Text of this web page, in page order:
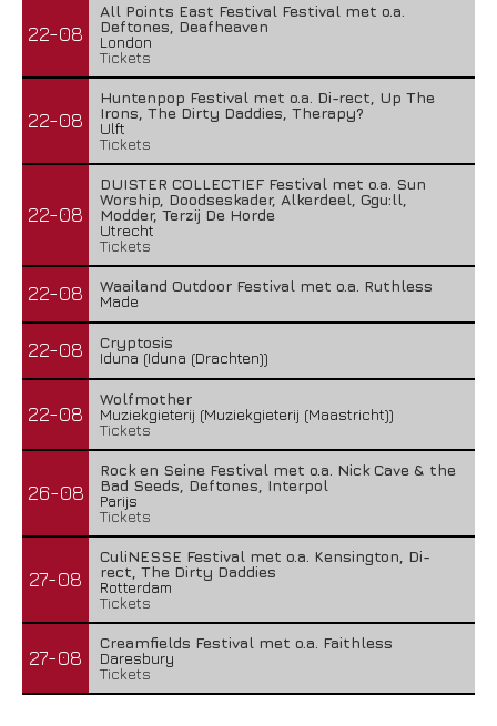
22-08
All Points East Festival Festival met o.a.
Deftones, Deafheaven
London
Tickets
22-08
Huntenpop Festival met o.a. Di-rect, Up The
Irons, The Dirty Daddies, Therapy?
Ulft
Tickets
22-08
DUISTER COLLECTIEF Festival met o.a. Sun
Worship, Doodseskader, Alkerdeel, Ggu:ll,
Modder, Terzij De Horde
Utrecht
Tickets
22-08
Waailand Outdoor Festival met o.a. Ruthless
Made
22-08
Cryptosis
Iduna (Iduna (Drachten))
22-08
Wolfmother
Muziekgieterij (Muziekgieterij (Maastricht))
Tickets
26-08
Rock en Seine Festival met o.a. Nick Cave & the
Bad Seeds, Deftones, Interpol
Parijs
Tickets
27-08
CuliNESSE Festival met o.a. Kensington, Di-
rect, The Dirty Daddies
Rotterdam
Tickets
27-08
Creamfields Festival met o.a. Faithless
Daresbury
Tickets